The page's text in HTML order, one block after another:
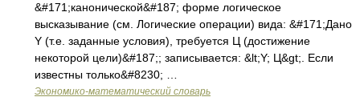
&#171;канонической&#187; форме логическое
высказывание (см. Логические операции) вида: &#171;Дано
Y (т.е. заданные условия), требуется Ц (достижение
некоторой цели)&#187;; записывается: &lt;Y; Ц&gt;. Если
известны только&#8230; …
Экономико-математический словарь